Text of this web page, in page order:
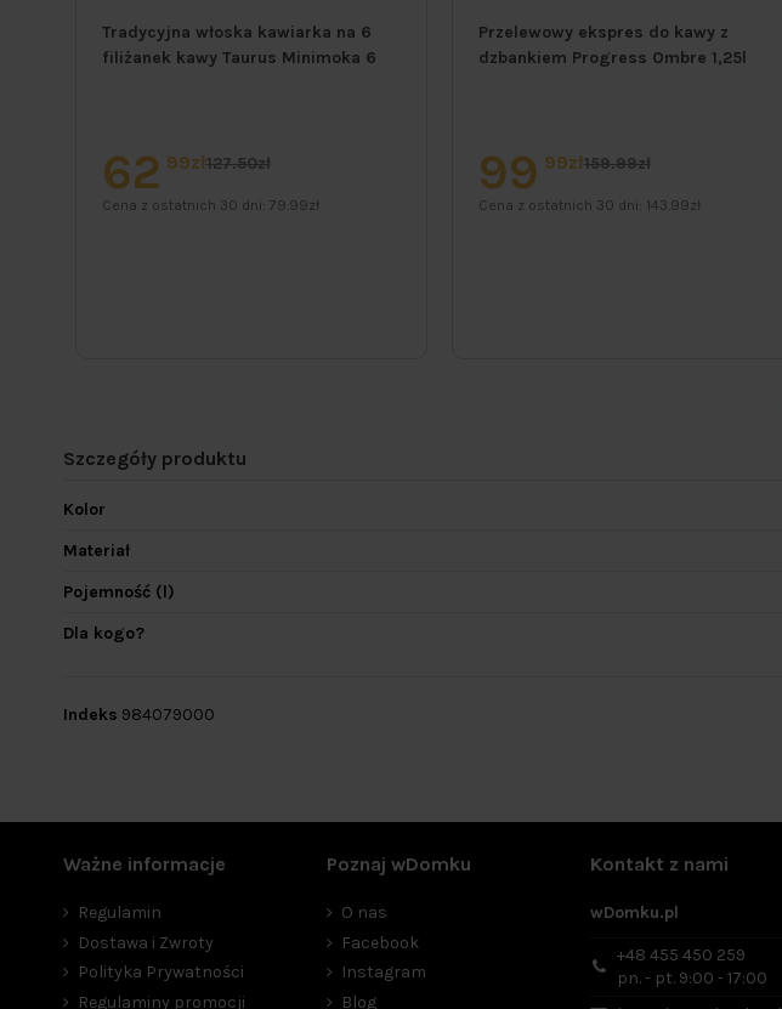
Tradycyjna włoska kawiarka na 6
filiżanek kawy Taurus Minimoka 6
62 99zł127.50zł
Cena z ostatnich 30 dni: 79.99zł
Przelewowy ekspres do kawy z
dzbankiem Progress Ombre 1,25l
99 99zł159.99zł
Cena z ostatnich 30 dni: 143.99zł
Szczegóły produktu
Kolor
Materiał
Pojemność (l)
Dla kogo?
Indeks 984079000
Ważne informacje
Regulamin
Dostawa i Zwroty
Polityka Prywatności
Regulaminy promocji
Poznaj wDomku
O nas
Facebook
Instagram
Blog
Kontakt z nami
wDomku.pl
+48 455 450 259
pn. - pt. 9:00 - 17:00